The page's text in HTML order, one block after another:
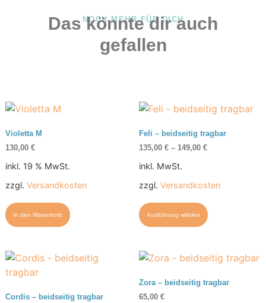
NOCH MEHR FÜR DICH
Das könnte dir auch
gefallen
Violetta M
130,00 €
inkl. 19 % MwSt.
zzgl. Versandkosten
In den Warenkorb
Feli – beidseitig tragbar
135,00 € – 149,00 €
inkl. MwSt.
zzgl. Versandkosten
Ausführung wählen
Cordis – beidseitig tragbar
Zora – beidseitig tragbar
65,00 €